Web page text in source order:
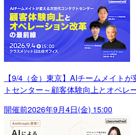
【9/4（金）東京】AIチームメイト
トセンター～顧客体験向上とオペレ
開催前2026年9月4日(金) 15:00